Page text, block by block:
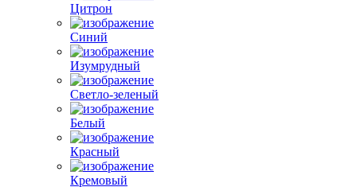
Цитрон
Синий
Изумрудный
Светло-зеленый
Белый
Красный
Кремовый